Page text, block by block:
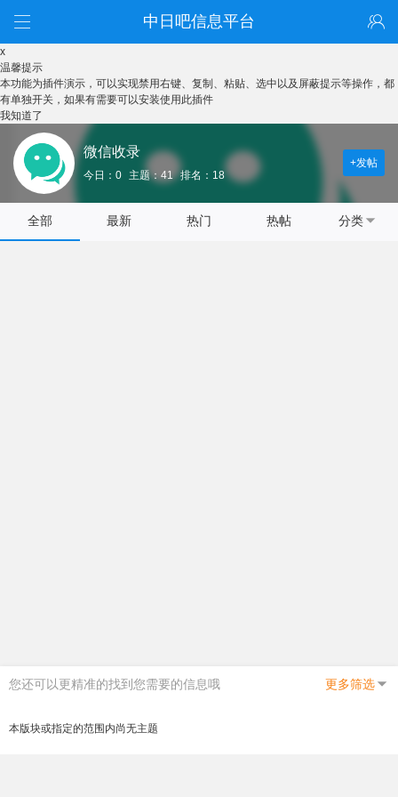
中日吧信息平台
x
温馨提示
本功能为插件演示，可以实现禁用右键、复制、粘贴、选中以及屏蔽提示等操作，都
有单独开关，如果有需要可以安装使用此插件
我知道了
微信收录
今日：0 主题：41 排名：18
+发帖
全部 最新 热门 热帖 分类
您还可以更精准的找到您需要的信息哦 更多筛选
本版块或指定的范围内尚无主题